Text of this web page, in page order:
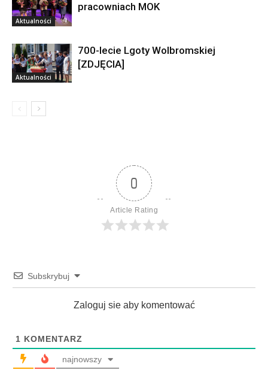
Aktualności
pracowniach MOK
Aktualności
700-lecie Lgoty Wolbromskiej
[ZDJĘCIA]
0
Article Rating
Subskrybuj
Zaloguj sie aby komentować
1 KOMENTARZ
najnowszy